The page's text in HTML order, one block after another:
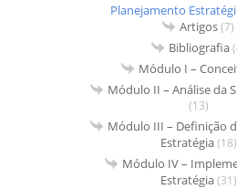
Planejamento
Artigos(7)
Bibliografia
Módulo I –
Módulo II – Análise da
(13)
Módulo III – Definição
Estratégia(18)
Módulo IV –
Estratégia(31)